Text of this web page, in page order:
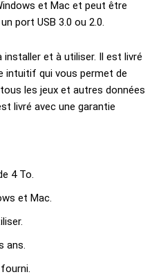
et Mac et peut être
port USB 3.0 ou 2.0.
et à utiliser. Il est livré
intuitif qui vous permet de
les jeux et autres données
livré avec une garantie
4 To.
et Mac.
ans.